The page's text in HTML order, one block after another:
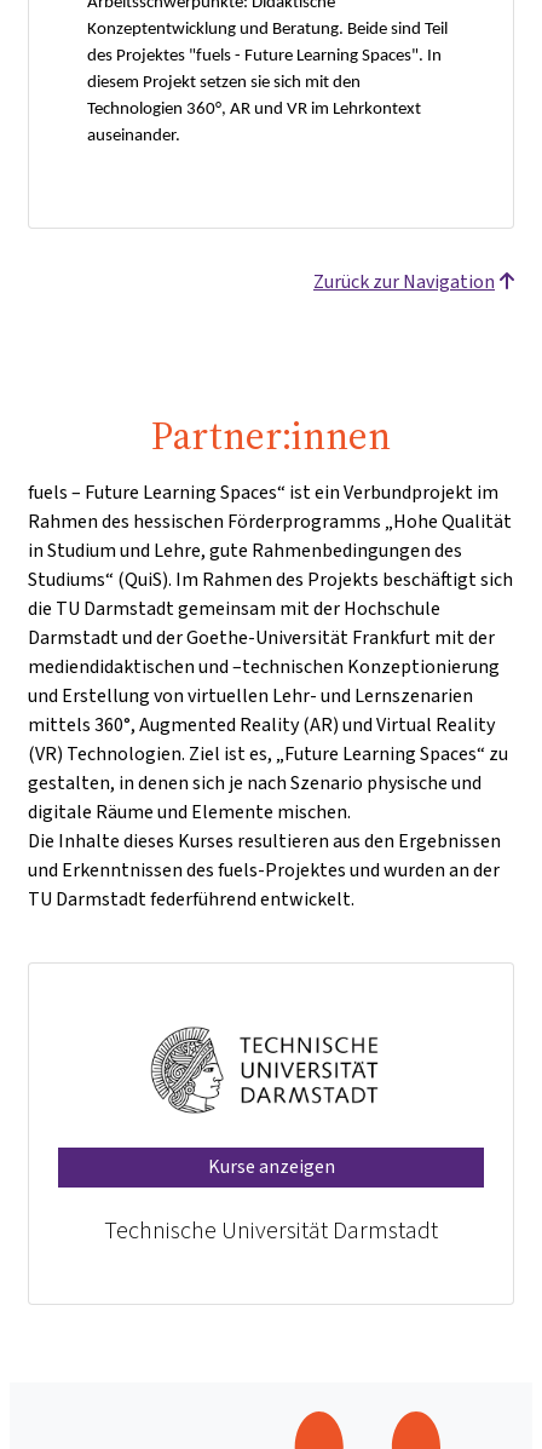
Konzeptentwicklung und Beratung. Beide sind Teil
des Projektes "fuels - Future Learning Spaces". In
diesem Projekt setzen sie sich mit den
Technologien 360°, AR und VR im Lehrkontext
auseinander.
Zurück zur Navigation
Partner:innen
fuels – Future Learning Spaces“ ist ein Verbundprojekt im
Rahmen des hessischen Förderprogramms „Hohe Qualität
in Studium und Lehre, gute Rahmenbedingungen des
Studiums“ (QuiS). Im Rahmen des Projekts beschäftigt sich
die TU Darmstadt gemeinsam mit der Hochschule
Darmstadt und der Goethe-Universität Frankfurt mit der
mediendidaktischen und –technischen Konzeptionierung
und Erstellung von virtuellen Lehr- und Lernszenarien
mittels 360°, Augmented Reality (AR) und Virtual Reality
(VR) Technologien. Ziel ist es, „Future Learning Spaces“ zu
gestalten, in denen sich je nach Szenario physische und
digitale Räume und Elemente mischen.
Die Inhalte dieses Kurses resultieren aus den Ergebnissen
und Erkenntnissen des fuels-Projektes und wurden an der
TU Darmstadt federführend entwickelt.
Kurse anzeigen
Technische Universität Darmstadt